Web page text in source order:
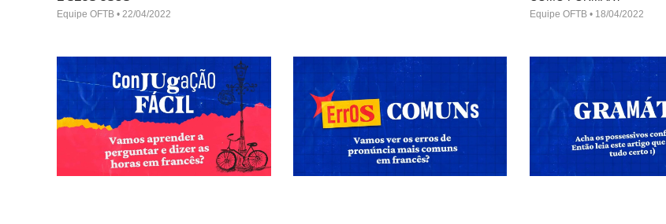
Equipe OFTB 22/04/2022 Equipe OFTB 18/04/2022